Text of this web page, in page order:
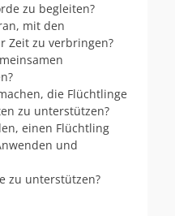
zu begleiten?
mit den
Zeit zu verbringen?
die Flüchtlinge
zu unterstützen?
einen Flüchtling
und
zu unterstützen?